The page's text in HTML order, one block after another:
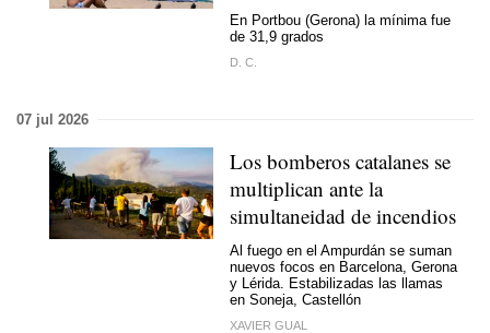
En Portbou (Gerona) la mínima fue
de 31,9 grados
D. C.
07 jul 2026
Los bomberos catalanes se
multiplican ante la
simultaneidad de incendios
Al fuego en el Ampurdán se suman
nuevos focos en Barcelona, Gerona
y Lérida. Estabilizadas las llamas
en Soneja, Castellón
XAVIER GUAL